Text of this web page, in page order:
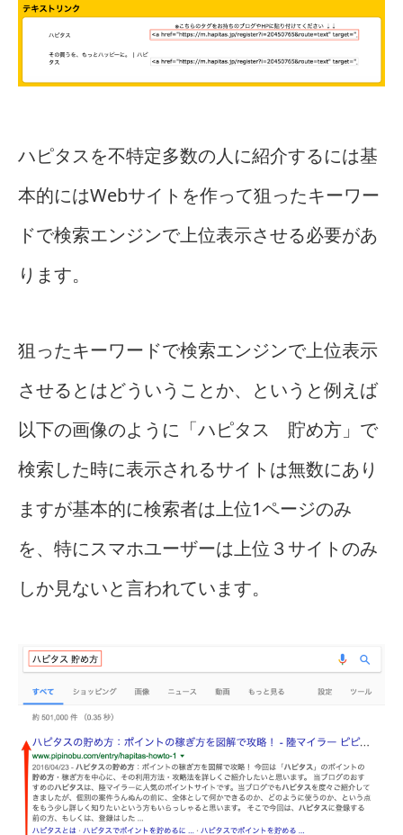
ハピタスを不特定多数の人に紹介するには基
本的にはWebサイトを作って狙ったキーワー
ドで検索エンジンで上位表示させる必要があ
ります。
狙ったキーワードで検索エンジンで上位表示
させるとはどういうことか、というと例えば
以下の画像のように「ハピタス 貯め方」で
検索した時に表示されるサイトは無数にあり
ますが基本的に検索者は上位1ページのみ
を、特にスマホユーザーは上位３サイトのみ
しか見ないと言われています。